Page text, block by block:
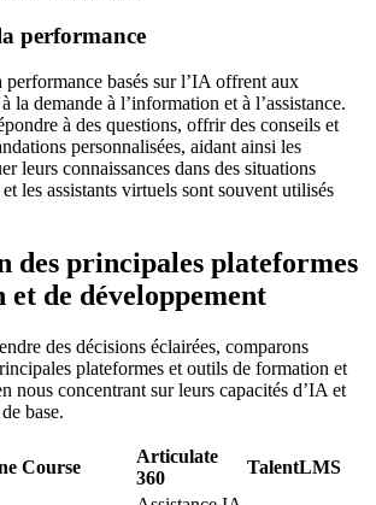
performance
performance basés sur l’IA offrent aux
la demande à l’information et à l’assistance.
à des questions, offrir des conseils et
personnalisées, aidant ainsi les
leurs connaissances dans des situations
les assistants virtuels sont souvent utilisés
des principales plateformes
de développement
des décisions éclairées, comparons
plateformes et outils de formation et
nous concentrant sur leurs capacités d’IA et
base.
Course
Articulate
360
TalentLMS